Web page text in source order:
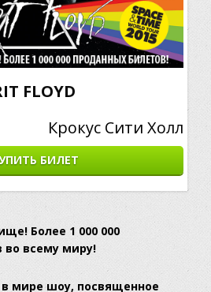
FLOYD
Крокус Сити Холл
БИЛЕТ
Более 1 000 000
во всему миру!
мире шоу, посвященное